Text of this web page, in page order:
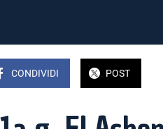
CONDIVIDI POST